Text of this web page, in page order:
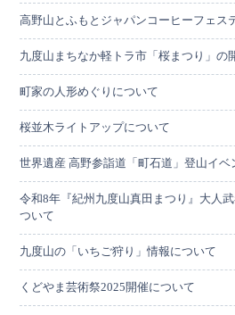
高野山とふもとジャパンコーヒーフェス
九度山まちなか軽トラ市「桜まつり」の
町家の人形めぐりについて
桜並木ライトアップについて
世界遺産 高野参詣道「町石道」登山イベ
令和8年『紀州九度山真田まつり』大人
ついて
九度山の「いちご狩り」情報について
くどやま芸術祭2025開催について